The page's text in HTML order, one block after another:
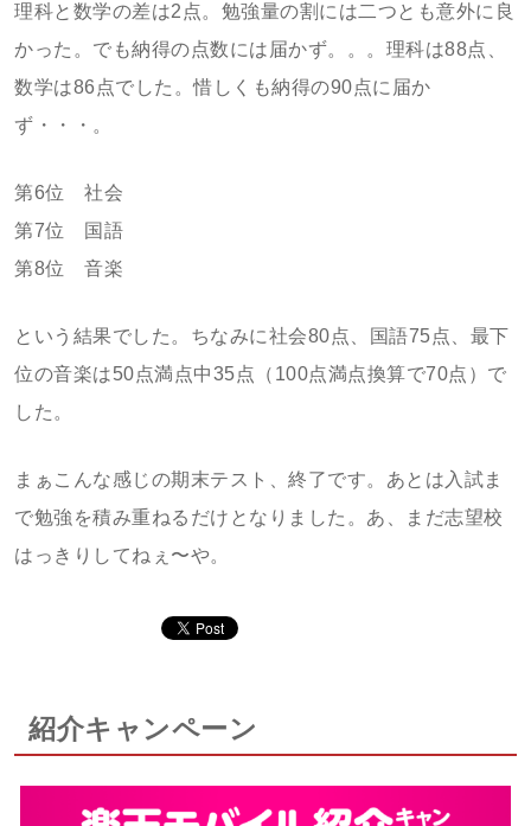
理科と数学の差は2点。勉強量の割には二つとも意外に良
かった。でも納得の点数には届かず。。。理科は88点、
数学は86点でした。惜しくも納得の90点に届か
ず・・・。
第6位 社会
第7位 国語
第8位 音楽
という結果でした。ちなみに社会80点、国語75点、最下
位の音楽は50点満点中35点（100点満点換算で70点）で
した。
まぁこんな感じの期末テスト、終了です。あとは入試ま
で勉強を積み重ねるだけとなりました。あ、まだ志望校
はっきりしてねぇ〜や。
紹介キャンペーン